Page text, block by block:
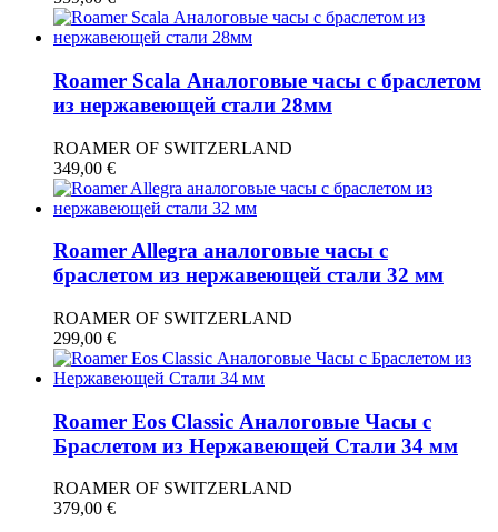
Roamer Scala Аналоговые часы с браслетом
из нержавеющей стали 28мм
ROAMER OF SWITZERLAND
349,00 €
Roamer Allegra аналоговые часы с
браслетом из нержавеющей стали 32 мм
ROAMER OF SWITZERLAND
299,00 €
Roamer Eos Classic Аналоговые Часы с
Браслетом из Нержавеющей Стали 34 мм
ROAMER OF SWITZERLAND
379,00 €